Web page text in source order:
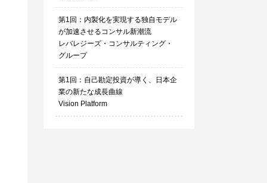
第1回：内製化を実現する独自モデル
が加速させるコンサル新潮流
レバレジーズ・コンサルティング・
グループ
第1回：自己勘定投資が導く、日本企
業の新たな成長曲線
Vision Platform